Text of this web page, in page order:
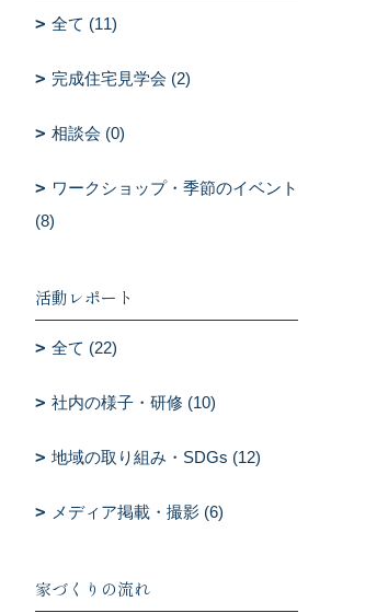
全て (11)
完成住宅見学会 (2)
相談会 (0)
ワークショップ・季節のイベント
(8)
活動レポート
全て (22)
社内の様子・研修 (10)
地域の取り組み・SDGs (12)
メディア掲載・撮影 (6)
家づくりの流れ